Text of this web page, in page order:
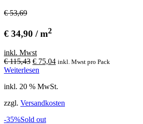
€ 53,69
€ 34,90 / m2
inkl. Mwst
€115,43 Ursprünglicher
Preis
€ 115,43
€ 75,04Aktueller
€ 75,04.
inkl. Mwst pro Pack
Weiterlesen
inkl. 20 % MwSt.
zzgl. Versandkosten
-35%Sold out